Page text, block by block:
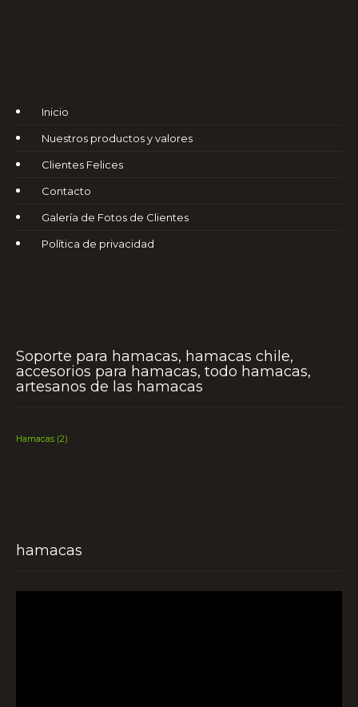
Inicio
Nuestros productos y valores
Clientes Felices
Contacto
Galería de Fotos de Clientes
Política de privacidad
Soporte para hamacas, hamacas chile,
accesorios para hamacas, todo hamacas,
artesanos de las hamacas
Hamacas (2)
hamacas